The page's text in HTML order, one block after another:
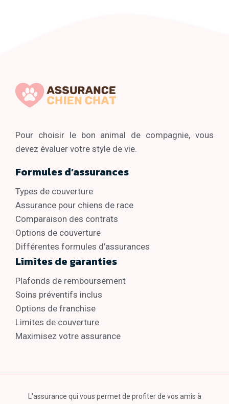
Pour choisir le bon animal de compagnie, vous
devez évaluer votre style de vie.
Formules d’assurances
Types de couverture
Assurance pour chiens de race
Comparaison des contrats
Options de couverture
Différentes formules d’assurances
Limites de garanties
Plafonds de remboursement
Soins préventifs inclus
Options de franchise
Limites de couverture
Maximisez votre assurance
L'assurance qui vous permet de profiter de vos amis à